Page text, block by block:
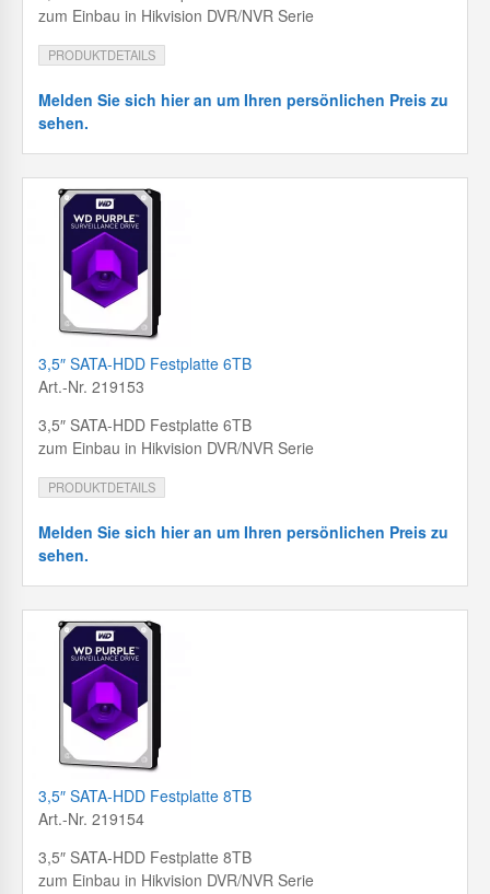
zum Einbau in Hikvision DVR/NVR Serie
PRODUKTDETAILS
Melden Sie sich hier an um Ihren persönlichen Preis zu
sehen.
3,5″ SATA-HDD Festplatte 6TB
Art.-Nr. 219153
3,5″ SATA-HDD Festplatte 6TB
zum Einbau in Hikvision DVR/NVR Serie
PRODUKTDETAILS
Melden Sie sich hier an um Ihren persönlichen Preis zu
sehen.
3,5″ SATA-HDD Festplatte 8TB
Art.-Nr. 219154
3,5″ SATA-HDD Festplatte 8TB
zum Einbau in Hikvision DVR/NVR Serie